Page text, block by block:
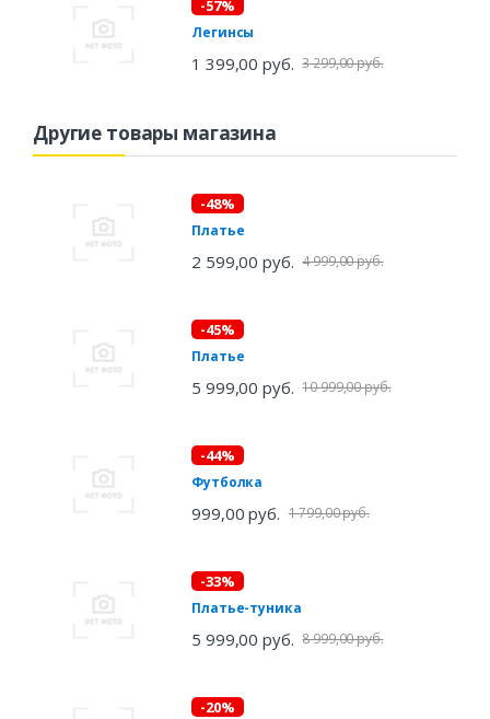
-57%
Легинсы
1 399,00 руб. 3 299,00 руб.
Другие товары магазина
-48%
Платье
2 599,00 руб. 4 999,00 руб.
-45%
Платье
5 999,00 руб. 10 999,00 руб.
-44%
Футболка
999,00 руб. 1 799,00 руб.
-33%
Платье-туника
5 999,00 руб. 8 999,00 руб.
-20%